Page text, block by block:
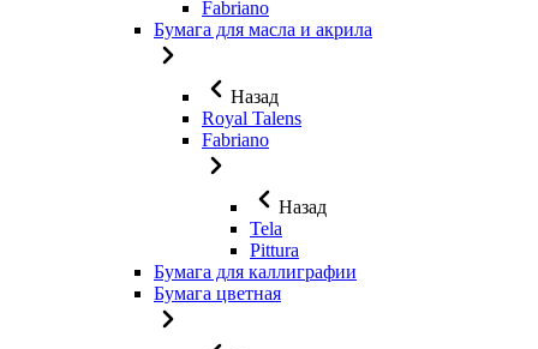
Fabriano
Бумага для масла и акрила
Назад
Royal Talens
Fabriano
Назад
Tela
Pittura
Бумага для каллиграфии
Бумага цветная